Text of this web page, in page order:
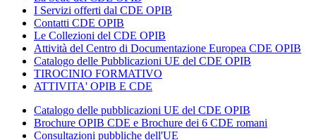
I Servizi offerti dal CDE OPIB
Contatti CDE OPIB
Le Collezioni del CDE OPIB
Attività del Centro di Documentazione Europea CDE OPIB
Catalogo delle Pubblicazioni UE del CDE OPIB
TIROCINIO FORMATIVO
ATTIVITA' OPIB E CDE
Catalogo delle pubblicazioni UE del CDE OPIB
Brochure OPIB CDE e Brochure dei 6 CDE romani
Consultazioni pubbliche dell'UE